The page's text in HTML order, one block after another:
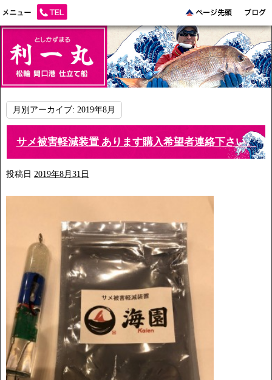
月別アーカイブ: 2019年8月
サメ被害軽減装置 あります購入希望者連絡下さい。
投稿日 2019年8月31日